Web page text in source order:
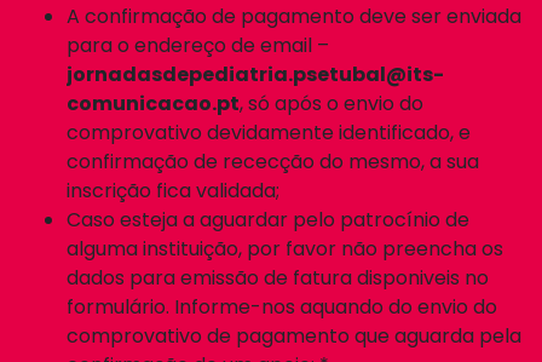
A confirmação de pagamento deve ser enviada
para o endereço de email –
jornadasdepediatria.psetubal@its-
comunicacao.pt, só após o envio do
comprovativo devidamente identificado, e
confirmação de rececção do mesmo, a sua
inscrição fica validada;
Caso esteja a aguardar pelo patrocínio de
alguma instituição, por favor não preencha os
dados para emissão de fatura disponiveis no
formulário. Informe-nos aquando do envio do
comprovativo de pagamento que aguarda pela